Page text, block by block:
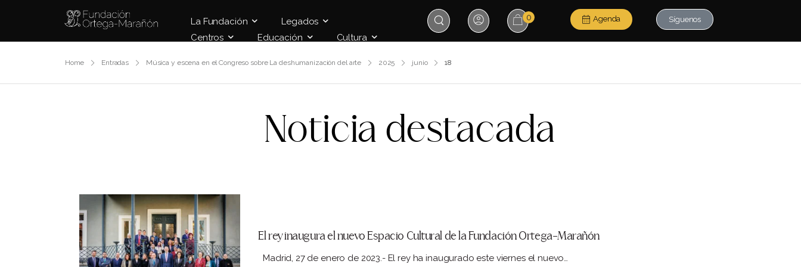
La Fundación
Legados
Centros
Educación Cultura
0 Agenda Síguenos
Home Entradas Música y escena en el Congreso sobre La deshumanización del arte 2025 junio 18
Noticia destacada
El rey inaugura el nuevo Espacio Cultural de la Fundación Ortega-Marañón
Madrid, 27 de enero de 2023.- El rey ha inaugurado este viernes el nuevo…